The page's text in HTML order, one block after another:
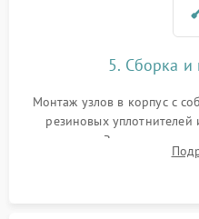
5. Сборка и
Монтаж узлов в корпус с
резиновых уплотнителей
смазки. Заполнение
осушенным азотом для